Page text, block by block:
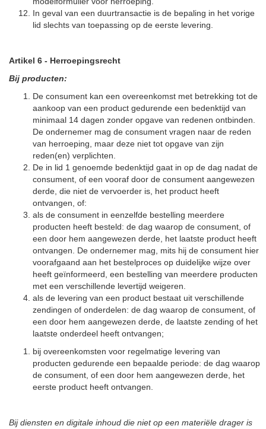
In geval van een duurtransactie is de bepaling in het vorige
lid slechts van toepassing op de eerste levering.
Artikel 6 - Herroepingsrecht
Bij producten:
De consument kan een overeenkomst met betrekking tot de
aankoop van een product gedurende een bedenktijd van
minimaal 14 dagen zonder opgave van redenen ontbinden.
De ondernemer mag de consument vragen naar de reden
van herroeping, maar deze niet tot opgave van zijn
reden(en) verplichten.
De in lid 1 genoemde bedenktijd gaat in op de dag nadat de
consument, of een vooraf door de consument aangewezen
derde, die niet de vervoerder is, het product heeft
ontvangen, of:
als de consument in eenzelfde bestelling meerdere
producten heeft besteld: de dag waarop de consument, of
een door hem aangewezen derde, het laatste product heeft
ontvangen. De ondernemer mag, mits hij de consument hier
voorafgaand aan het bestelproces op duidelijke wijze over
heeft geïnformeerd, een bestelling van meerdere producten
met een verschillende levertijd weigeren.
als de levering van een product bestaat uit verschillende
zendingen of onderdelen: de dag waarop de consument, of
een door hem aangewezen derde, de laatste zending of het
laatste onderdeel heeft ontvangen;
bij overeenkomsten voor regelmatige levering van
producten gedurende een bepaalde periode: de dag waarop
de consument, of een door hem aangewezen derde, het
eerste product heeft ontvangen.
Bij diensten en digitale inhoud die niet op een materiële drager is